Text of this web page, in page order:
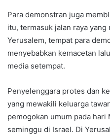
Para demonstran juga
itu, termasuk jalan raya
Yerusalem, tempat para
menyebabkan kemacetan
media setempat.
Penyelenggara protes dan
yang mewakili keluarga
pemogokan umum pada
seminggu di Israel. Di